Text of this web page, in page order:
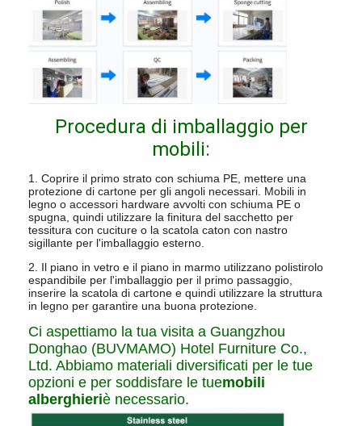
Procedura di imballaggio per
mobili:
1. Coprire il primo strato con schiuma PE, mettere una
protezione di cartone per gli angoli necessari. Mobili in
legno o accessori hardware avvolti con schiuma PE o
spugna, quindi utilizzare la finitura del sacchetto per
tessitura con cuciture o la scatola caton con nastro
sigillante per l'imballaggio esterno.
2. Il piano in vetro e il piano in marmo utilizzano polistirolo
espandibile per l'imballaggio per il primo passaggio,
inserire la scatola di cartone e quindi utilizzare la struttura
in legno per garantire una buona protezione.
Ci aspettiamo la tua visita a Guangzhou
Donghao (BUVMAMO) Hotel Furniture Co.,
Ltd. Abbiamo materiali diversificati per le tue
opzioni e per soddisfare le tuemobili
alberghieriè necessario.